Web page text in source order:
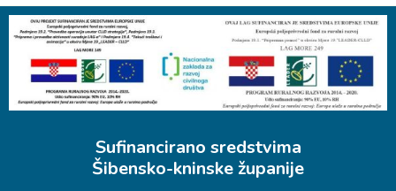
Sufinancirano sredstvima
Šibensko-kninske županije